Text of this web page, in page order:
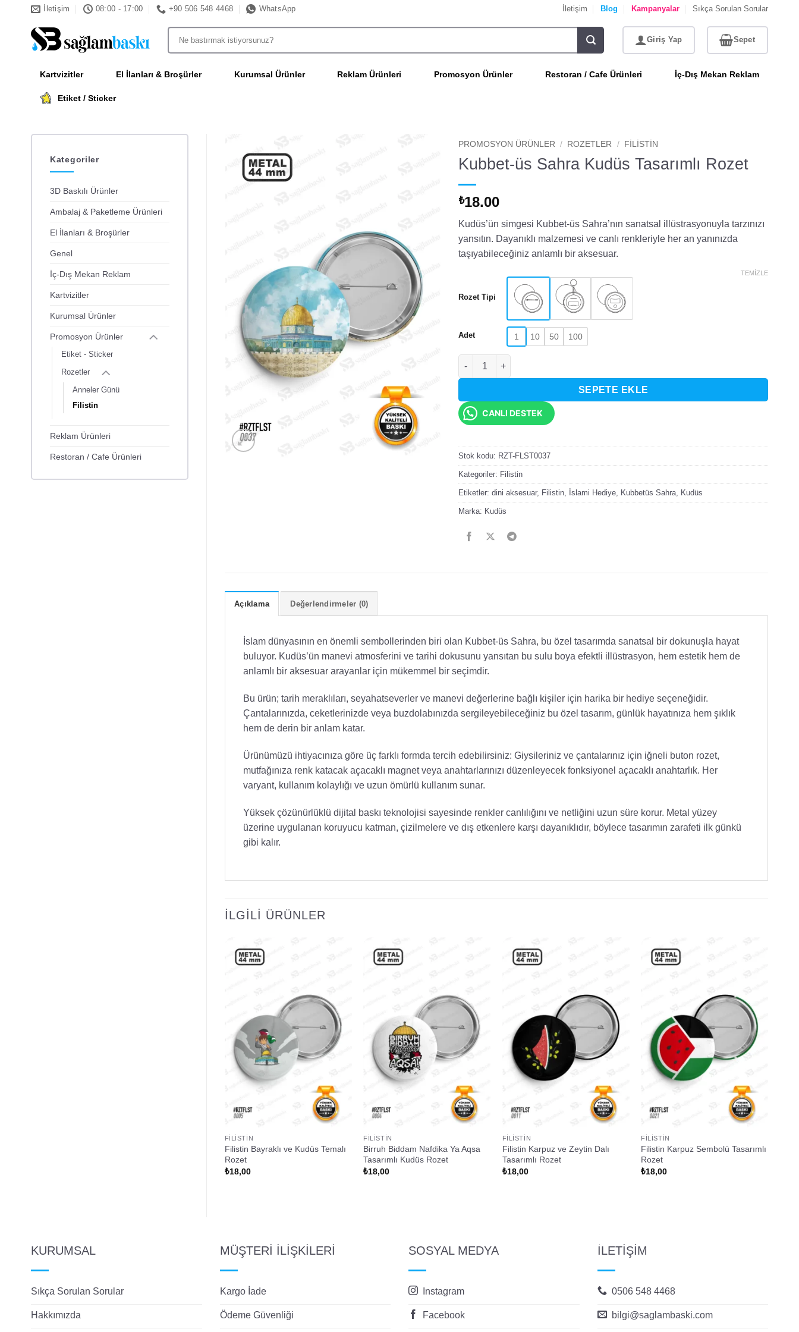
İletişim 08:00 - 17:00 +90 506 548 4468 WhatsApp İletişim Blog Kampanyalar Sıkça Sorulan Sorular
Ara:
Kartvizitler El İlanları & Broşürler Kurumsal Ürünler Reklam Ürünleri Promosyon Ürünler Restoran / Cafe Ürünleri İç-Dış Mekan Reklam
Etiket / Sticker
Kategoriler
3D Baskılı Ürünler
Ambalaj & Paketleme Ürünleri
El İlanları & Broşürler
Genel
İç-Dış Mekan Reklam
Kartvizitler
Kurumsal Ürünler
Promosyon Ürünler
Etiket - Sticker
Rozetler
Anneler Günü
Filistin
Reklam Ürünleri
Restoran / Cafe Ürünleri
PROMOSYON ÜRÜNLER / ROZETLER / FILISTIN
Kubbet-üs Sahra Kudüs Tasarımlı Rozet
₺18.00
Kudüs’ün simgesi Kubbet-üs Sahra’nın sanatsal illüstrasyonuyla tarzınızı
yansıtın. Dayanıklı malzemesi ve canlı renkleriyle her an yanınızda
taşıyabileceğiniz anlamlı bir aksesuar.
Rozet Tipi
Adet 1 10 50 100
TEMIZLE
Kubbet-üs Sahra Kudüs Tasarımlı Rozet adet
SEPETE EKLE
CANLI DESTEK
Stok kodu: RZT-FLST0037
Kategoriler: Filistin
Etiketler:dini aksesuar, Filistin İslami Hediye Kubbetüs Sahra Kudüs
Marka: Kudüs
Açıklama Değerlendirmeler (0)
İslam dünyasının en önemli sembollerinden biri olan Kubbet-üs Sahra, bu özel tasarımda sanatsal bir dokunuşla hayat
buluyor. Kudüs’ün manevi atmosferini ve tarihi dokusunu yansıtan bu sulu boya efektli illüstrasyon, hem estetik hem de
anlamlı bir aksesuar arayanlar için mükemmel bir seçimdir.
Bu ürün; tarih meraklıları, seyahatseverler ve manevi değerlerine bağlı kişiler için harika bir hediye seçeneğidir.
Çantalarınızda, ceketlerinizde veya buzdolabınızda sergileyebileceğiniz bu özel tasarım, günlük hayatınıza hem şıklık
hem de derin bir anlam katar.
Ürünümüzü ihtiyacınıza göre üç farklı formda tercih edebilirsiniz: Giysileriniz ve çantalarınız için iğneli buton rozet,
mutfağınıza renk katacak açacaklı magnet veya anahtarlarınızı düzenleyecek fonksiyonel açacaklı anahtarlık. Her
varyant, kullanım kolaylığı ve uzun ömürlü kullanım sunar.
Yüksek çözünürlüklü dijital baskı teknolojisi sayesinde renkler canlılığını ve netliğini uzun süre korur. Metal yüzey
üzerine uygulanan koruyucu katman, çizilmelere ve dış etkenlere karşı dayanıklıdır, böylece tasarımın zarafeti ilk günkü
gibi kalır.
İLGILI ÜRÜNLER
FILISTIN
Filistin Bayraklı ve Kudüs Temalı
Rozet
₺18,00
FILISTIN
Birruh Biddam Nafdika Ya Aqsa
Tasarımlı Kudüs Rozet
₺18,00
FILISTIN
Filistin Karpuz ve Zeytin Dalı
Tasarımlı Rozet
₺18,00
FILISTIN
Filistin Karpuz Sembolü Tasarımlı
Rozet
₺18,00
KURUMSAL
Sıkça Sorulan Sorular
Hakkımızda
MÜŞTERİ İLİŞKİLERİ
Kargo İade
Ödeme Güvenliği
SOSYAL MEDYA
Instagram
Facebook
İLETİŞİM
0506 548 4468
bilgi@saglambaski.com